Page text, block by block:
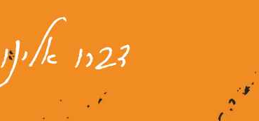
דברו אלינו